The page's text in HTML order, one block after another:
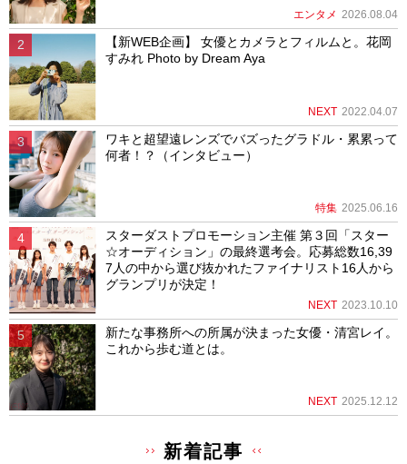
エンタメ 2026.08.04
【新WEB企画】 女優とカメラとフィルムと。花岡
すみれ Photo by Dream Aya
NEXT 2022.04.07
ワキと超望遠レンズでバズったグラドル・累累って
何者！？（インタビュー）
特集 2025.06.16
スターダストプロモーション主催 第３回「スター
☆オーディション」の最終選考会。応募総数16,39
7人の中から選び抜かれたファイナリスト16人から
グランプリが決定！
NEXT 2023.10.10
新たな事務所への所属が決まった女優・清宮レイ。
これから歩む道とは。
NEXT 2025.12.12
新着記事